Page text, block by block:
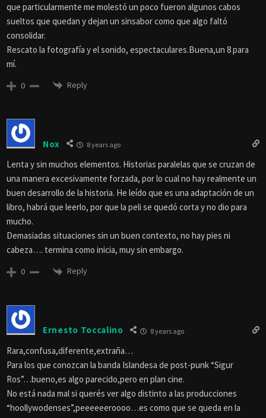
que particularmente me molestó un poco fueron algunos cabos
sueltos que quedan y dejan un sinsabor como que algo faltó
consolidar.
Rescato la fotografía y el sonido, espectaculares.Buena,un 8 para
mí.
0 Reply
Nox 8 years ago
Lenta y sin muchos elementos. Historias paralelas que se cruzan de
una manera excesivamente forzada, por lo cual no hay realmente un
buen desarrollo de la historia. He leído que es una adaptación de un
libro, habrá que leerlo, por que la peli se quedó corta y no dio para
mucho.
Demasiadas situaciones sin un buen contexto, no hay pies ni
cabeza…. termina como inicia, muy sin embargo.
0 Reply
Ernesto Toccalino 8 years ago
Rara,confusa,diferente,extraña…
Para los que conozcan la banda Islandesa de post-punk “Sigur
Ros”…bueno,es algo parecido,pero en plan cine.
No está nada mal si querés ver algo distinto a las producciones
“hoollywodenses”,peeeeeeroooo…es como que se queda en la